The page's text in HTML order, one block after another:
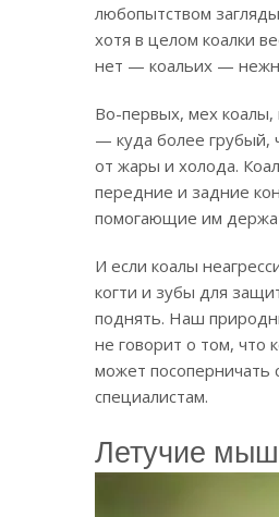
любопытством
хотя в целом коалки
нет — коальих —
Во-первых, мех
— куда более грубый,
от жары и холода.
передние и задние
помогающие им
И если коалы
когти и зубы для
поднять. Наш
не говорит о том, что
может посоперничать
специалистам.
Летучие